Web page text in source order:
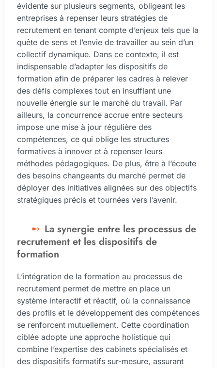
évidente sur plusieurs segments, obligeant les
entreprises à repenser leurs stratégies de
recrutement en tenant compte d’enjeux tels que la
quête de sens et l’envie de travailler au sein d’un
collectif dynamique. Dans ce contexte, il est
indispensable d’adapter les dispositifs de
formation afin de préparer les cadres à relever
des défis complexes tout en insufflant une
nouvelle énergie sur le marché du travail. Par
ailleurs, la concurrence accrue entre secteurs
impose une mise à jour régulière des
compétences, ce qui oblige les structures
formatives à innover et à repenser leurs
méthodes pédagogiques. De plus, être à l’écoute
des besoins changeants du marché permet de
déployer des initiatives alignées sur des objectifs
stratégiques précis et tournées vers l’avenir.
La synergie entre les processus de
recrutement et les dispositifs de
formation
L’intégration de la formation au processus de
recrutement permet de mettre en place un
système interactif et réactif, où la connaissance
des profils et le développement des compétences
se renforcent mutuellement. Cette coordination
ciblée adopte une approche holistique qui
combine l’expertise des cabinets spécialisés et
des dispositifs formatifs sur-mesure, assurant